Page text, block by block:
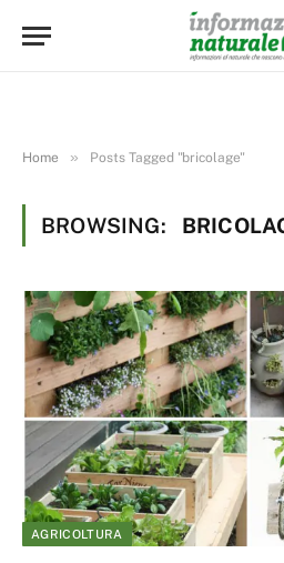
Home » Posts Tagged "bricolage"
BROWSING:
AGRICOLTURA